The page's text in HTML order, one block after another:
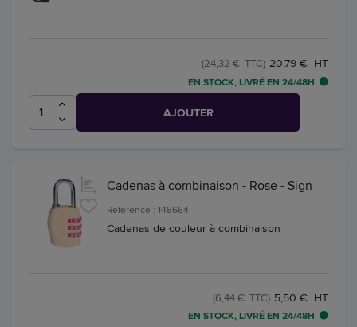
20,79 € HT
(24,32 € TTC)
EN STOCK, LIVRÉ EN 24/48H
AJOUTER
Cadenas à combinaison - Rose - Sign
Référence : 148664
Cadenas de couleur à combinaison
5,50 € HT
(6,44 € TTC)
EN STOCK, LIVRÉ EN 24/48H